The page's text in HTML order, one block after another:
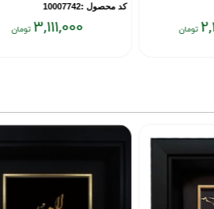
کد محصول :10007742
3,111,000